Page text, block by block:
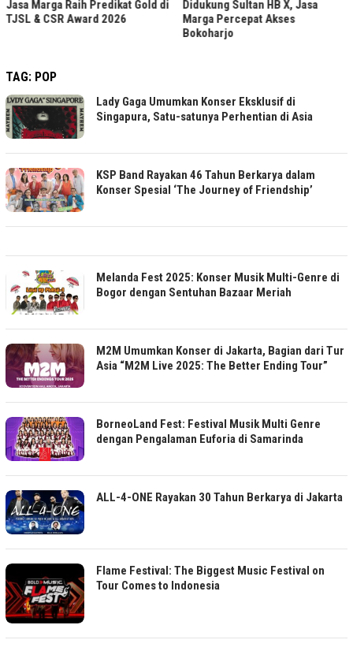
Jasa Marga Raih Predikat Gold di
TJSL & CSR Award 2026
Didukung Sultan HB X, Jasa
Marga Percepat Akses
Bokoharjo
TAG: POP
Lady Gaga Umumkan Konser Eksklusif di
Singapura, Satu-satunya Perhentian di Asia
KSP Band Rayakan 46 Tahun Berkarya dalam
Konser Spesial ‘The Journey of Friendship’
Melanda Fest 2025: Konser Musik Multi-Genre di
Bogor dengan Sentuhan Bazaar Meriah
M2M Umumkan Konser di Jakarta, Bagian dari Tur
Asia “M2M Live 2025: The Better Ending Tour”
BorneoLand Fest: Festival Musik Multi Genre
dengan Pengalaman Euforia di Samarinda
ALL-4-ONE Rayakan 30 Tahun Berkarya di Jakarta
Flame Festival: The Biggest Music Festival on
Tour Comes to Indonesia